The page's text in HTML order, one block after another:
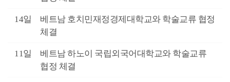
14일
베트남 호치민재정경제대학교와 학술교류 협정
체결
11일
베트남 하노이 국립외국어대학교와 학술교류
협정 체결